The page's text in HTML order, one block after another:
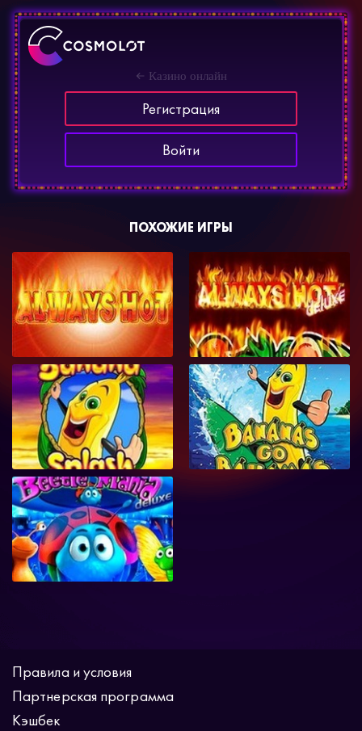
Казино онлайн
Регистрация
Войти
ПОХОЖИЕ ИГРЫ
Правила и условия
Партнерская программа
Кэшбек